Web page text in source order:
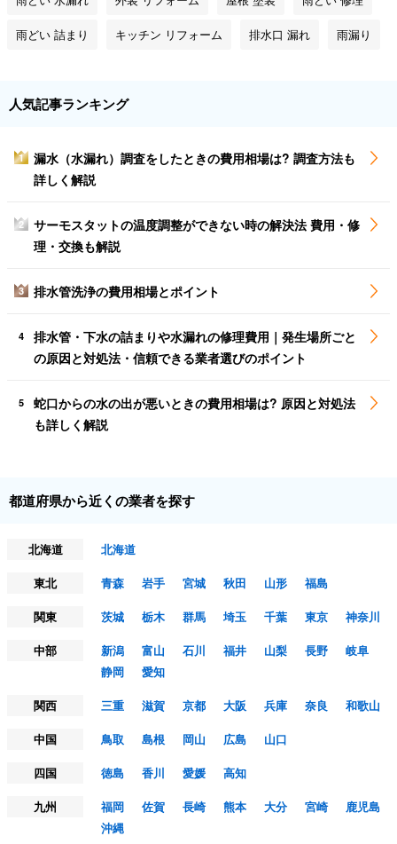
雨どい 詰まり キッチン リフォーム 排水口 漏れ 雨漏り
人気記事ランキング
1
漏水（水漏れ）調査をしたときの費用相場は? 調査方法も
詳しく解説
2
サーモスタットの温度調整ができない時の解決法 費用・修
理・交換も解説
3 排水管洗浄の費用相場とポイント
4
排水管・下水の詰まりや水漏れの修理費用｜発生場所ごと
の原因と対処法・信頼できる業者選びのポイント
5
蛇口からの水の出が悪いときの費用相場は? 原因と対処法
も詳しく解説
都道府県から近くの業者を探す
北海道
北海道
東北
青森 岩手 宮城 秋田 山形
福島
関東
茨城 栃木 群馬 埼玉 千葉 東京
神奈川
中部
新潟 富山 石川 福井 山梨 長野
岐阜
静岡
愛知
関西
三重 滋賀 京都 大阪 兵庫 奈良
和歌山
中国
鳥取 島根 岡山 広島
山口
四国
徳島 香川 愛媛
高知
九州
福岡 佐賀 長崎 熊本 大分 宮崎
鹿児島
沖縄